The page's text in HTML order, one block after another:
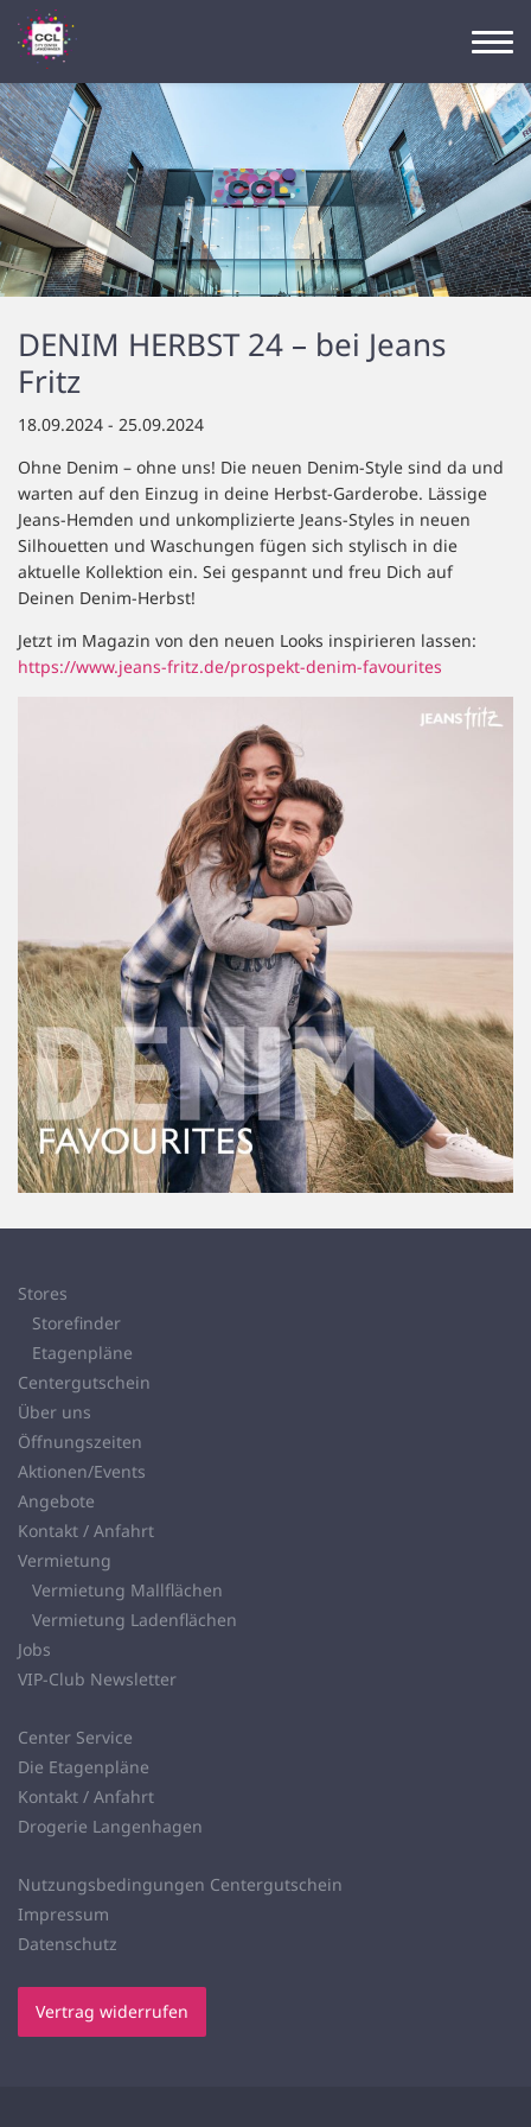
DENIM HERBST 24 – bei Jeans
Fritz
18.09.2024 - 25.09.2024
Ohne Denim – ohne uns! Die neuen Denim-Style sind da und
warten auf den Einzug in deine Herbst-Garderobe. Lässige
Jeans-Hemden und unkomplizierte Jeans-Styles in neuen
Silhouetten und Waschungen fügen sich stylisch in die
aktuelle Kollektion ein. Sei gespannt und freu Dich auf
Deinen Denim-Herbst!
Jetzt im Magazin von den neuen Looks inspirieren lassen:
https://www.jeans-fritz.de/prospekt-denim-favourites
Stores
Storefinder
Etagenpläne
Centergutschein
Über uns
Öffnungszeiten
Aktionen/Events
Angebote
Kontakt / Anfahrt
Vermietung
Vermietung Mallflächen
Vermietung Ladenflächen
Jobs
VIP-Club Newsletter
Center Service
Die Etagenpläne
Kontakt / Anfahrt
Drogerie Langenhagen
Nutzungsbedingungen Centergutschein
Impressum
Datenschutz
Vertrag widerrufen